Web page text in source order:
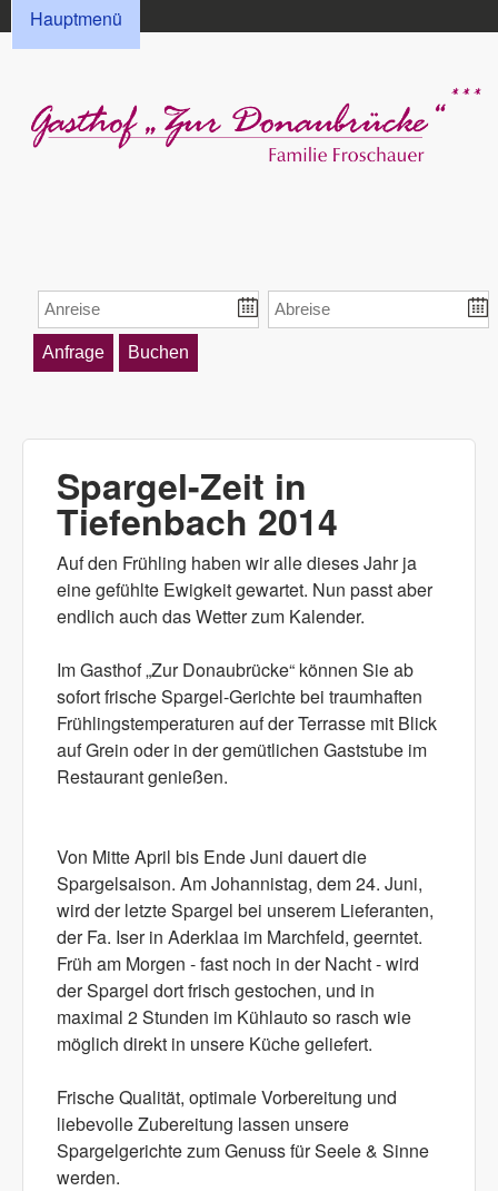
HAUPTMENÜ
Hauptmenü
Donaubrücke“
Froschauer
Spargel-Zeit in
Tiefenbach 2014
Auf den Frühling haben wir alle dieses Jahr ja
eine gefühlte Ewigkeit gewartet. Nun passt aber
endlich auch das Wetter zum Kalender.
Im Gasthof „Zur Donaubrücke“ können Sie ab
sofort frische Spargel-Gerichte bei traumhaften
Frühlingstemperaturen auf der Terrasse mit Blick
auf Grein oder in der gemütlichen Gaststube im
Restaurant genießen.
Von Mitte April bis Ende Juni dauert die
Spargelsaison. Am Johannistag, dem 24. Juni,
wird der letzte Spargel bei unserem Lieferanten,
der Fa. Iser in Aderklaa im Marchfeld, geerntet.
Früh am Morgen - fast noch in der Nacht - wird
der Spargel dort frisch gestochen, und in
maximal 2 Stunden im Kühlauto so rasch wie
möglich direkt in unsere Küche geliefert.
Frische Qualität, optimale Vorbereitung und
liebevolle Zubereitung lassen unsere
Spargelgerichte zum Genuss für Seele & Sinne
werden.